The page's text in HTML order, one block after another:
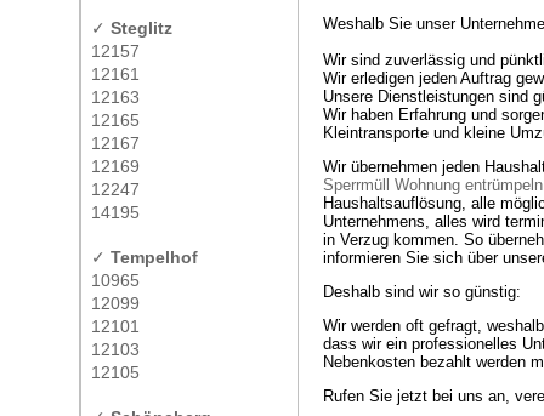
✓ Steglitz
12157
12161
12163
12165
12167
12169
12247
14195
✓ Tempelhof
10965
12099
12101
12103
12105
Weshalb Sie unser
Wir sind zuverlässig und
Wir erledigen jeden Auftrag
Unsere Dienstleistungen sind
Wir haben Erfahrung und
Kleintransporte und kleine
Wir übernehmen jeden
Sperrmüll Wohnung entrümpeln
Haushaltsauflösung, alle
Unternehmens, alles wird
in Verzug kommen. So
informieren Sie sich über
Deshalb sind wir so günstig:
Wir werden oft gefragt,
dass wir ein professionelles
Nebenkosten bezahlt werden
Rufen Sie jetzt bei uns an,